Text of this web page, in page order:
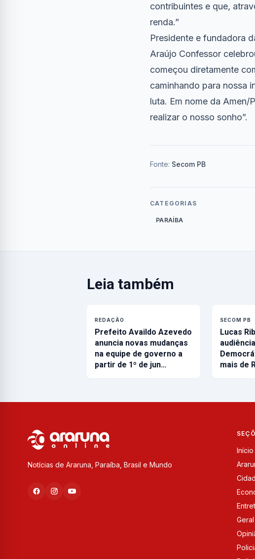
contribuintes e que,
renda.”
Presidente e fundadora
Araújo Confessor
começou diretamente
caminhando para nossa
luta. Em nome da Amen/
realizar o nosso sonho”.
Fonte: Secom PB
CATEGORIAS
PARAÍBA
Leia também
REDAÇÃO
Prefeito Availdo Azevedo
anuncia novas mudanças
na equipe de governo a
partir de 1º de jun…
SECOM PB
Lucas
mais de
Notícias de Araruna, Paraíba, Brasil e Mundo
Início
Geral